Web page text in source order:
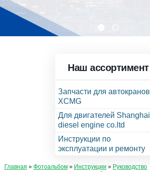
Наш ассортимент
Запчасти для автокранов
XCMG
Для двигателей Shanghai
diesel engine co.ltd
Инструкции по
эксплуатации и ремонту
Главная » Фотоальбом» Инструкции » Руководство